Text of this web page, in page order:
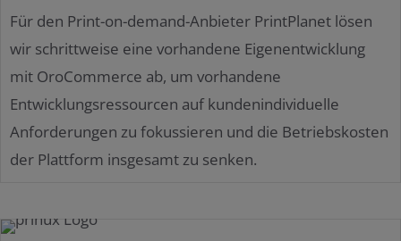
Für den Print-on-demand-Anbieter PrintPlanet lösen
wir schrittweise eine vorhandene Eigenentwicklung
mit OroCommerce ab, um vorhandene
Entwicklungsressourcen auf kundenindividuelle
Anforderungen zu fokussieren und die Betriebskosten
der Plattform insgesamt zu senken.